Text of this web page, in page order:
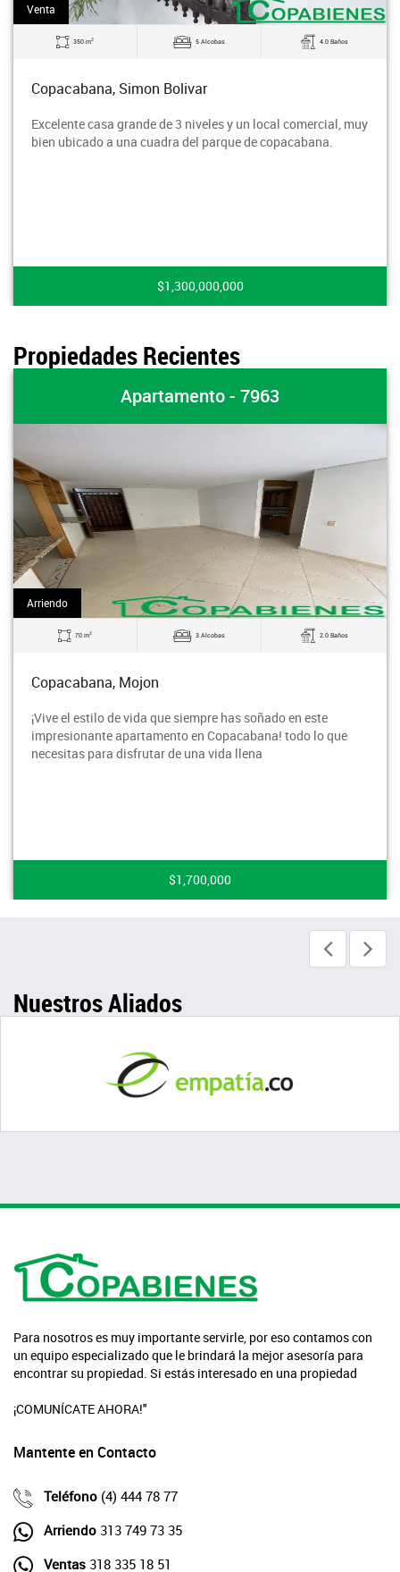
Venta
350 m2 5 Alcobas 4.0 Baños
Copacabana, Simon Bolivar
Excelente casa grande de 3 niveles y un local comercial, muy
bien ubicado a una cuadra del parque de copacabana.
$1,300,000,000
Propiedades Recientes
Apartamento - 7963
Arriendo
70 m2 3 Alcobas 2.0 Baños
Copacabana, Mojon
¡Vive el estilo de vida que siempre has soñado en este
impresionante apartamento en Copacabana! todo lo que
necesitas para disfrutar de una vida llena
$1,700,000
Nuestros Aliados
Para nosotros es muy importante servirle, por eso contamos con
un equipo especializado que le brindará la mejor asesoría para
encontrar su propiedad. Si estás interesado en una propiedad
¡COMUNÍCATE AHORA!"
Mantente en Contacto
Teléfono (4) 444 78 77
Arriendo 313 749 73 35
Ventas 318 335 18 51